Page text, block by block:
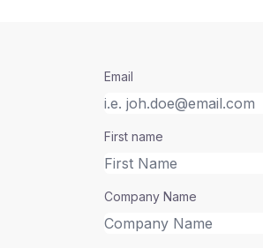
Email
First name
Company Name